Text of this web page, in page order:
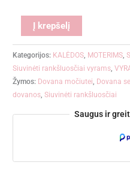
Į krepšelį
Kategorijos: KALĖDOS, MOTERIMS,
Siuvinėti rankšluosčiai vyrams,
Žymos: Dovana močiutei, Dovana
dovanos,Siuvinėti rankšluosčiai
Saugus ir